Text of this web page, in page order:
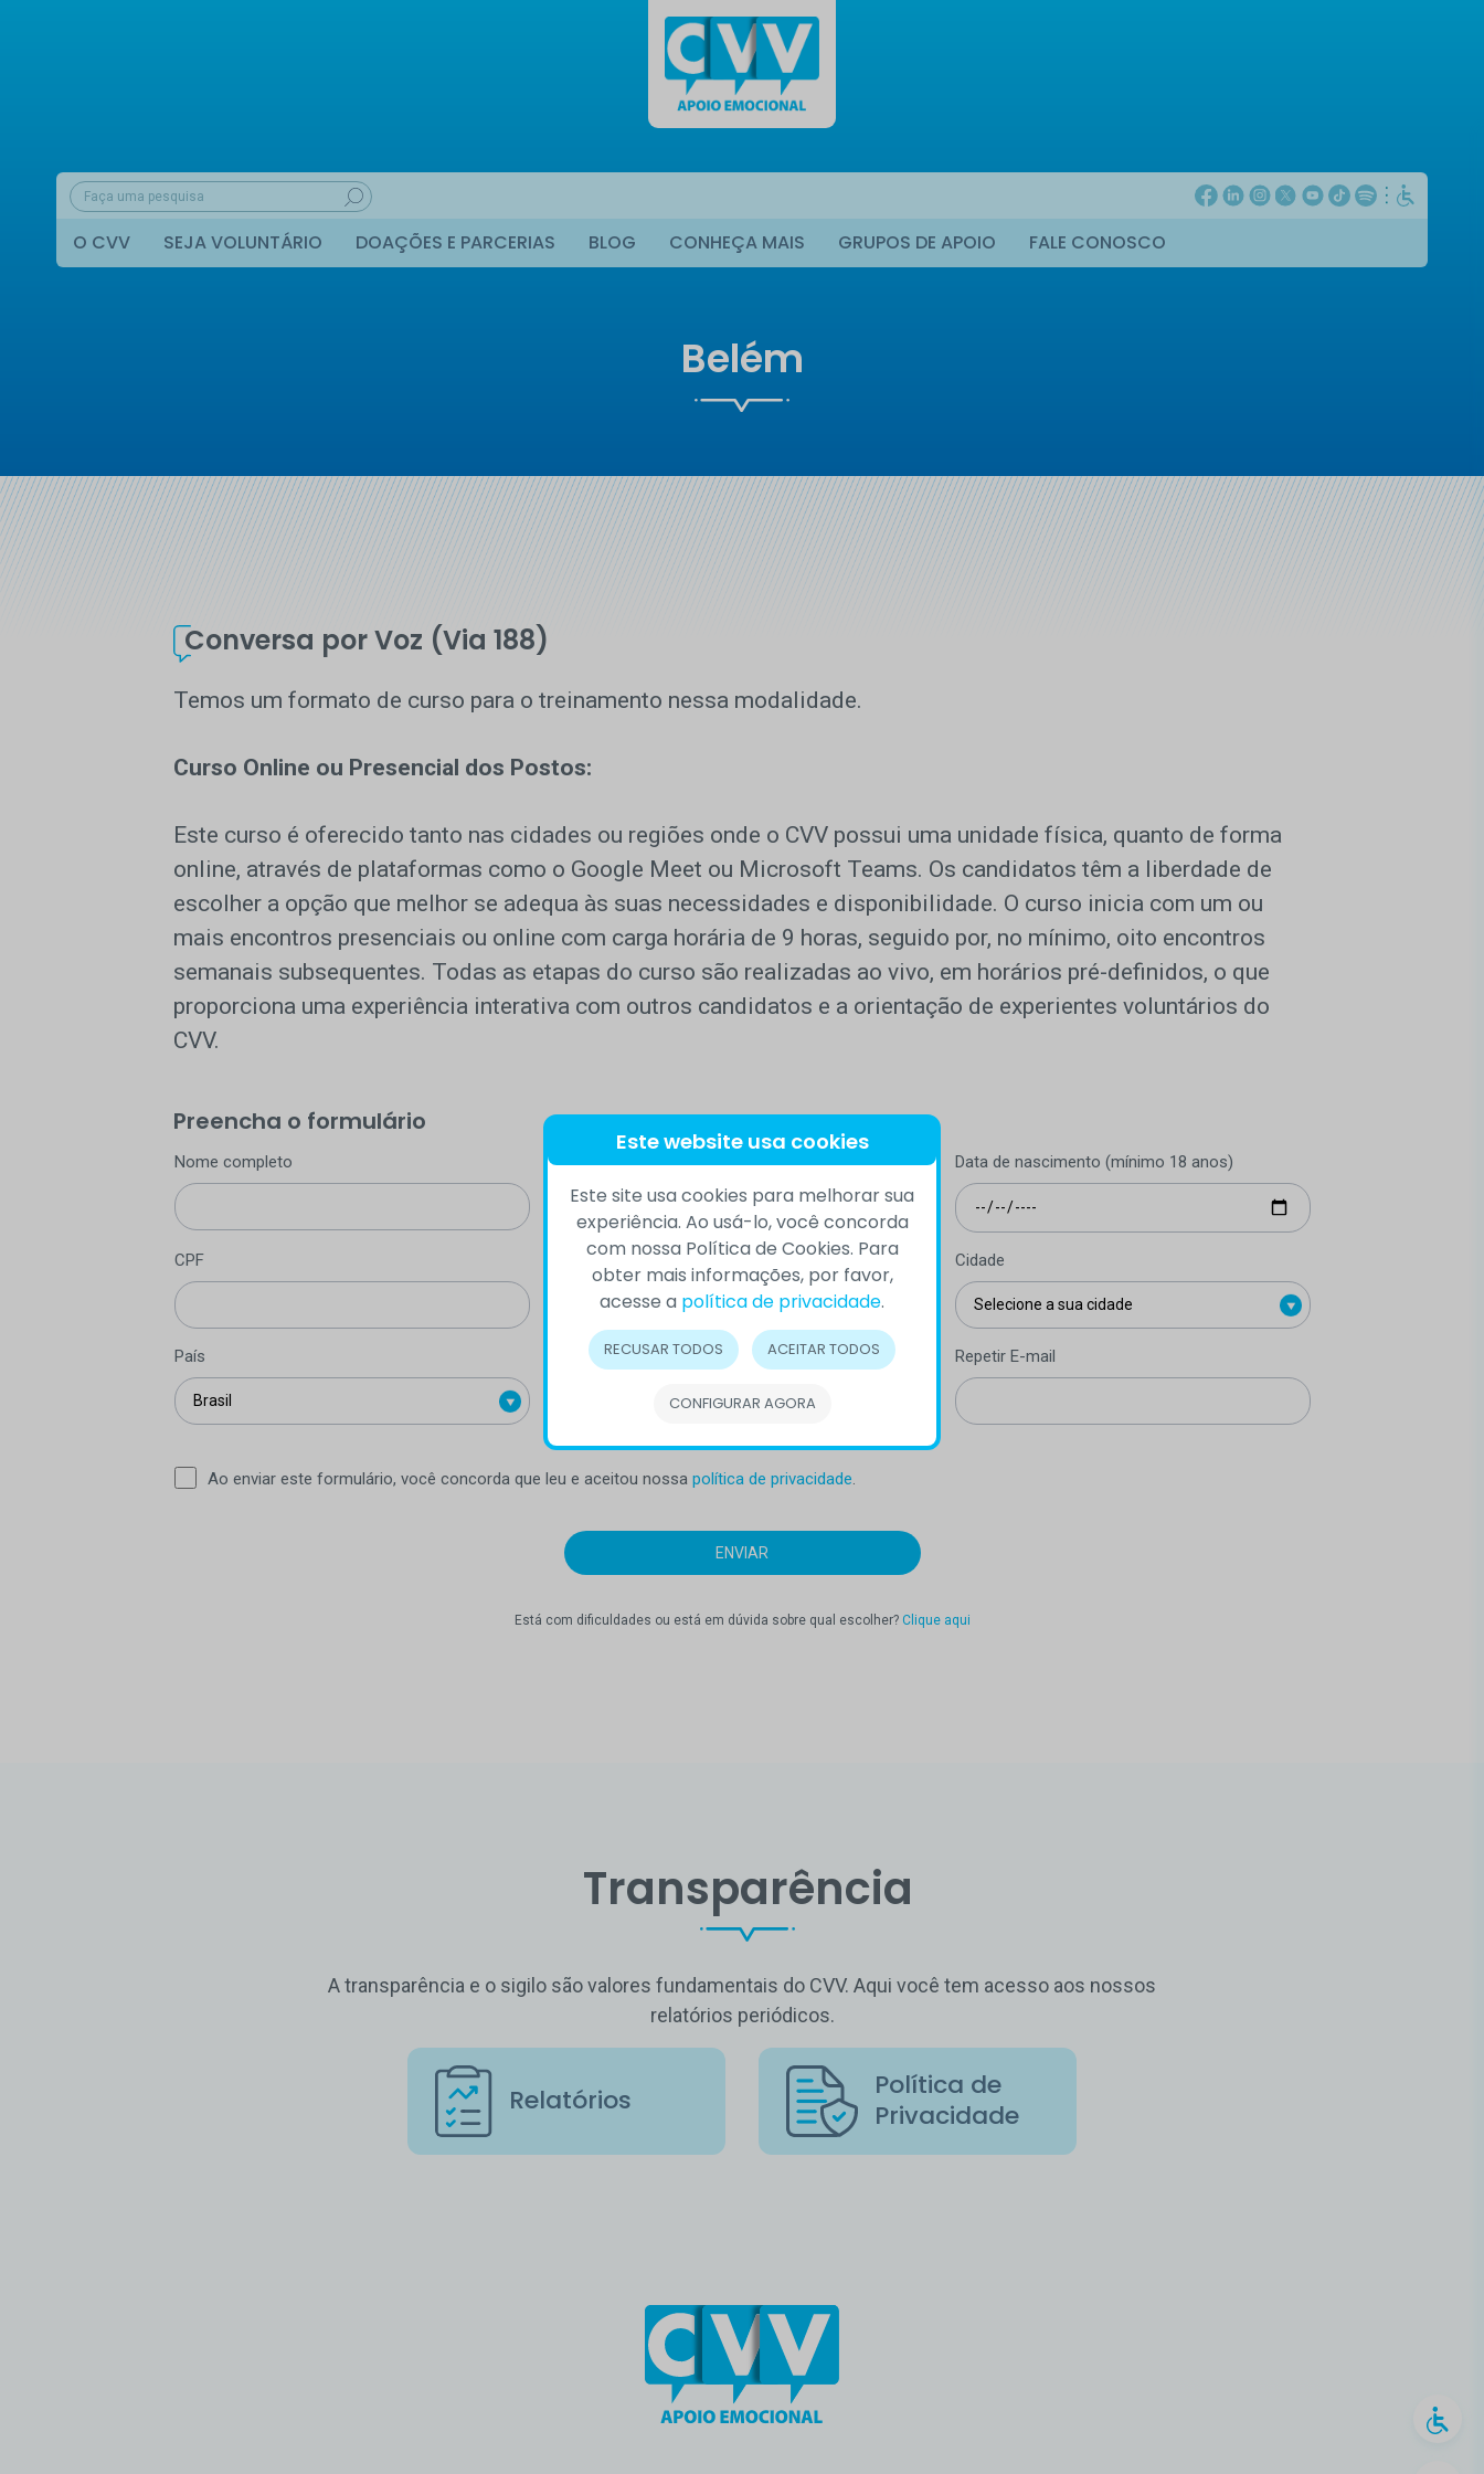
O CVV SEJA VOLUNTÁRIO DOAÇÕES E PARCERIAS BLOG CONHEÇA MAIS GRUPOS DE APOIO FALE CONOSCO
Belém
Conversa por Voz (Via 188)
Temos um formato de curso para o treinamento nessa modalidade.
Curso Online ou Presencial dos Postos:
Este curso é oferecido tanto nas cidades ou regiões onde o CVV possui uma unidade física, quanto de forma
online, através de plataformas como o Google Meet ou Microsoft Teams. Os candidatos têm a liberdade de
escolher a opção que melhor se adequa às suas necessidades e disponibilidade. O curso inicia com um ou
mais encontros presenciais ou online com carga horária de 9 horas, seguido por, no mínimo, oito encontros
semanais subsequentes. Todas as etapas do curso são realizadas ao vivo, em horários pré-definidos, o que
proporciona uma experiência interativa com outros candidatos e a orientação de experientes voluntários do
CVV.
Preencha o formulário
Nome completo Telefone (com DDD) Data de nascimento (mínimo 18 anos)
CPF Estado Cidade
País E-mail Repetir E-mail
Ao enviar este formulário, você concorda que leu e aceitou nossa política de privacidade.
Está com dificuldades ou está em dúvida sobre qual escolher? Clique aqui
Transparência
A transparência e o sigilo são valores fundamentais do CVV. Aqui você tem acesso aos nossos
relatórios periódicos.
Relatórios
Política de
Privacidade
Este website usa cookies
Este site usa cookies para melhorar sua
experiência. Ao usá-lo, você concorda
com nossa Política de Cookies. Para
obter mais informações, por favor,
acesse a política de privacidade.
RECUSAR TODOS ACEITAR TODOS
CONFIGURAR AGORA